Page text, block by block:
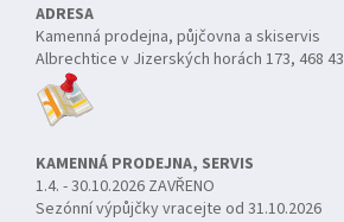
ADRESA
Kamenná prodejna, půjčovna a skiservis
Albrechtice v Jizerských horách 173, 468 43
KAMENNÁ PRODEJNA, SERVIS
1.4. - 30.10.2026 ZAVŘENO
Sezónní výpůjčky vracejte od 31.10.2026